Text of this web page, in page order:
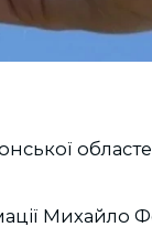
Михайло